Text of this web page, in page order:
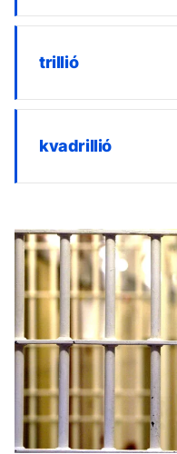
trillió
kvadrillió